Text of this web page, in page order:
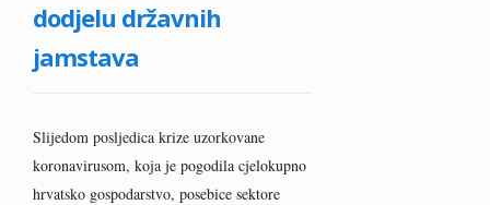
dodjelu državnih
jamstava
Slijedom posljedica krize uzorkovane
koronavirusom, koja je pogodila cjelokupno
hrvatsko gospodarstvo, posebice sektore